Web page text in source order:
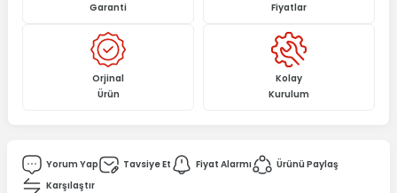
Garanti
Fiyatlar
Orjinal
Ürün
Kolay
Kurulum
Yorum Yap Tavsiye Et Fiyat Alarmı
Ürünü Paylaş
Karşılaştır